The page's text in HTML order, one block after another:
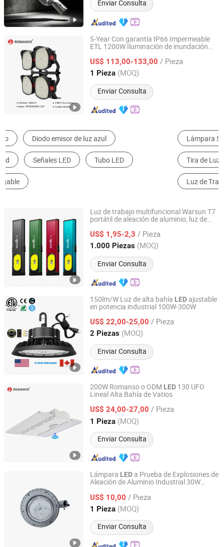
Enviar Consulta
5-Year Con garantía IP66 Impermeable
ETL 1200W Iluminación de inundación
US$ 113,00-133,00 / Pieza
1 Pieza (MOQ)
Enviar Consulta
Shenzhen Romanso Electronic Co., Ltd.
Guangdong, China Desde 2021
Lámpara Solar Reflector de LED
Tira de Luz de LED
Luz de Trabajo de LED
Luz de trabajo multifuncional Warsun T7
portátil de aleación de aluminio, luz de
impermeable de bolsillo
US$ 1,95-2,3 / Pieza
1.000 Piezas (MOQ)
Enviar Consulta
Ningbo Yougao Electrical Appliance Manufacturing Co.,
Ltd
Zhejiang, China Desde 2026
150lm/W Luz de alta bahía LED ajustable
en potencia industrial 100W-300W
US$ 22,00-25,00 / Pieza
2 Piezas (MOQ)
Enviar Consulta
Shenzhen Romanso Electronic Co., Ltd.
Guangdong, China Desde 2021
200W Romanso o ODM LED 130 UFO
Lineal Alta Bahía de Vatios
US$ 24,00-27,00 / Pieza
1 Pieza (MOQ)
Enviar Consulta
Shenzhen Romanso Electronic Co., Ltd.
Guangdong, China Desde 2021
Lámpara LED a Prueba de Explosiones de
Aleación de Aluminio Industrial 30W
US$ 10,00 / Pieza
1 Pieza (MOQ)
Enviar Consulta
Zhejiang Guozhong Explosion Proof Electrical Co., Ltd.
Zhejiang, China Desde 2025